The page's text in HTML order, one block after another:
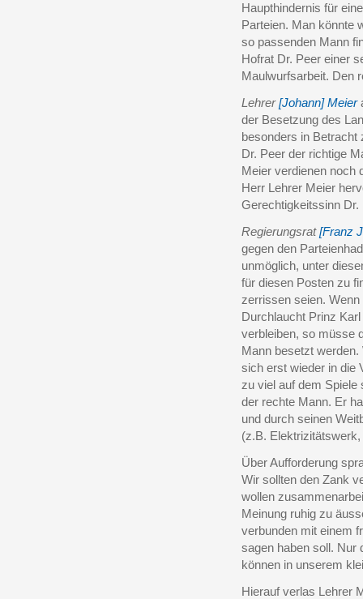
Haupthindernis für
Parteien. Man könnte
so passenden Mann
Hofrat Dr. Peer einer
Maulwurfsarbeit. Den
Lehrer[Johann] Meier
der Besetzung des
besonders in Betracht
Dr. Peer der richtige
Meier verdienen noch
Herr Lehrer Meier
Gerechtigkeitssinn
Regierungsrat[Franz
gegen den
unmöglich, unter
für diesen Posten zu
zerrissen seien.
Durchlaucht Prinz
verbleiben, so müsse
Mann besetzt
sich erst wieder in die
zu viel auf dem
der rechte Mann. Er
und durch seinen
(z.B.
Über Aufforderung
Wir sollten den Zank
wollen
Meinung ruhig zu
verbunden mit einem
sagen haben soll. Nur
können in unserem
Hierauf verlas Lehrer